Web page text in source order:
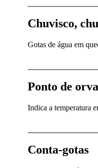
Chuvisco,
Gotas de água em
Ponto de
Indica a temperatura
Conta-gotas